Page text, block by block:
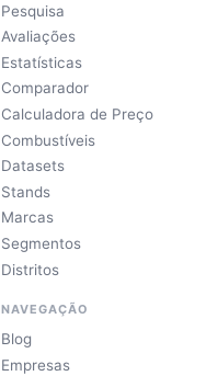
Pesquisa
Avaliações
Estatísticas
Comparador
Calculadora de Preço
Combustíveis
Datasets
Stands
Marcas
Segmentos
Distritos
NAVEGAÇÃO
Blog
Empresas